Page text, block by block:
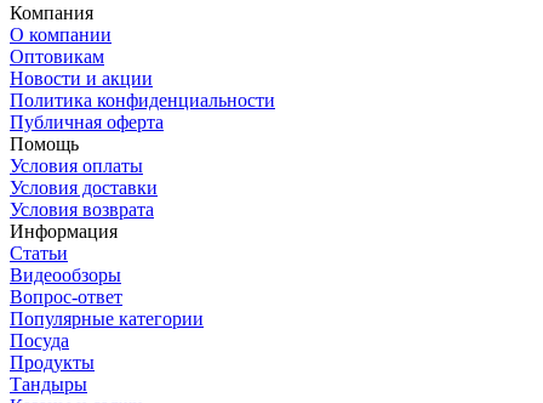
Компания
О компании
Оптовикам
Новости и акции
Политика конфиденциальности
Публичная оферта
Помощь
Условия оплаты
Условия доставки
Условия возврата
Информация
Статьи
Видеообзоры
Вопрос-ответ
Популярные категории
Посуда
Продукты
Тандыры